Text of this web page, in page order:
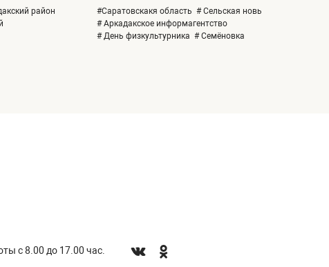
район
#Саратовскакя область # Сельская новь
# Аркадакское информагентство
# День физкультурника # Семёновка
с 8.00 до 17.00 час.